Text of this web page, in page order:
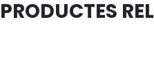
PRODUCTES